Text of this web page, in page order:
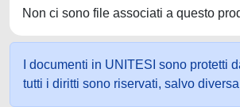
Non ci sono file associati a questo
I documenti in UNITESI sono protetti
tutti i diritti sono riservati, salvo